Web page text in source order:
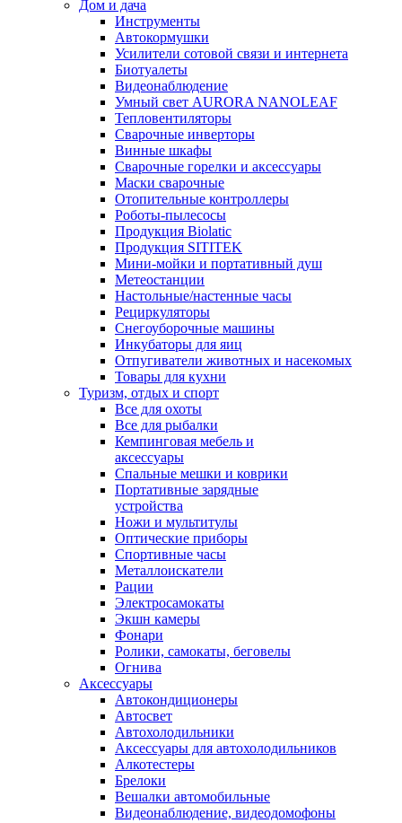
Дом и дача
Инструменты
Автокормушки
Усилители сотовой связи и интернета
Биотуалеты
Видеонаблюдение
Умный свет AURORA NANOLEAF
Тепловентиляторы
Сварочные инверторы
Винные шкафы
Сварочные горелки и аксессуары
Маски сварочные
Отопительные контроллеры
Роботы-пылесосы
Продукция Biolatic
Продукция SITITEK
Мини-мойки и портативный душ
Метеостанции
Настольные/настенные часы
Рециркуляторы
Снегоуборочные машины
Инкубаторы для яиц
Отпугиватели животных и насекомых
Товары для кухни
Туризм, отдых и спорт
Все для охоты
Все для рыбалки
Кемпинговая мебель и
аксессуары
Спальные мешки и коврики
Портативные зарядные
устройства
Ножи и мультитулы
Оптические приборы
Спортивные часы
Металлоискатели
Рации
Электросамокаты
Экшн камеры
Фонари
Ролики, самокаты, беговелы
Огнива
Аксессуары
Автокондиционеры
Aвтосвет
Автохолодильники
Аксессуары для автохолодильников
Алкотестеры
Брелоки
Вешалки автомобильные
Видеонаблюдение, видеодомофоны